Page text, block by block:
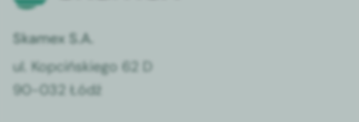
Skamex S.A.
ul. Kopcińskiego 62 D
90-032 Łódź